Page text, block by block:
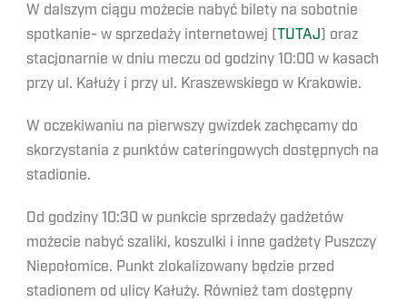
W dalszym ciągu możecie nabyć bilety na sobotnie
spotkanie- w sprzedaży internetowej (TUTAJ) oraz
stacjonarnie w dniu meczu od godziny 10:00 w kasach
przy ul. Kałuży i przy ul. Kraszewskiego w Krakowie.
W oczekiwaniu na pierwszy gwizdek zachęcamy do
skorzystania z punktów cateringowych dostępnych na
stadionie.
Od godziny 10:30 w punkcie sprzedaży gadżetów
możecie nabyć szaliki, koszulki i inne gadżety Puszczy
Niepołomice. Punkt zlokalizowany będzie przed
stadionem od ulicy Kałuży. Również tam dostępny